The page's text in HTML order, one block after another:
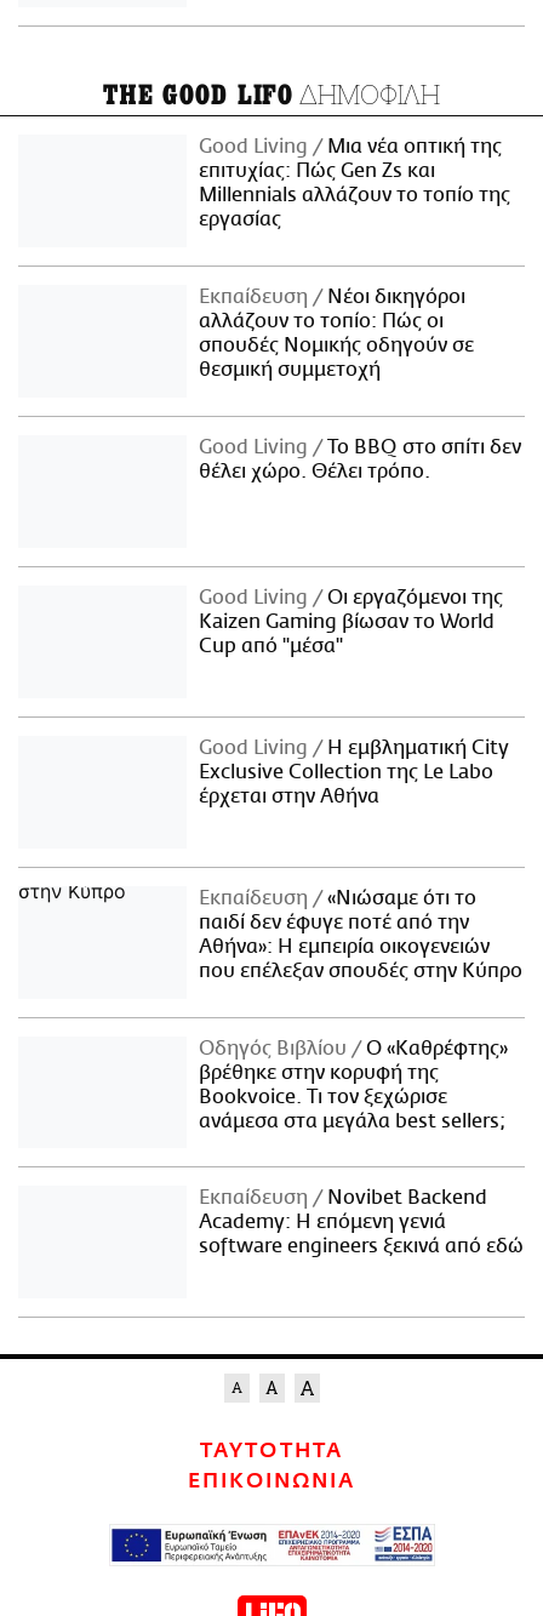
THE GOOD LIFO ΔΗΜΟΦΙΛΗ
Good Living
Μια νέα οπτική της
επιτυχίας: Πώς Gen Zs και
Millennials αλλάζουν το τοπίο της
εργασίας
Εκπαίδευση
Νέοι δικηγόροι
αλλάζουν το τοπίο: Πώς οι
σπουδές Νομικής οδηγούν σε
θεσμική συμμετοχή
Good Living
Το BBQ στο σπίτι δεν
θέλει χώρο. Θέλει τρόπο.
Good Living
Οι εργαζόμενοι της
Kaizen Gaming βίωσαν το World
Cup από "μέσα"
Good Living
Η εμβληματική City
Exclusive Collection της Le Labo
έρχεται στην Αθήνα
Εκπαίδευση
«Νιώσαμε ότι το
παιδί δεν έφυγε ποτέ από την
Αθήνα»: Η εμπειρία οικογενειών
που επέλεξαν σπουδές στην Κύπρο
Οδηγός Βιβλίου
Ο «Καθρέφτης»
βρέθηκε στην κορυφή της
Bookvoice. Τι τον ξεχώρισε
ανάμεσα στα μεγάλα best sellers;
Εκπαίδευση
Novibet Backend
Academy: Η επόμενη γενιά
software engineers ξεκινά από εδώ
ΤΑΥΤΟΤΗΤΑ
ΕΠΙΚΟΙΝΩΝΙΑ